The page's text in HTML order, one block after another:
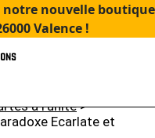
notre nouvelle boutique
Valence !
à l'unité>
Ecarlate et